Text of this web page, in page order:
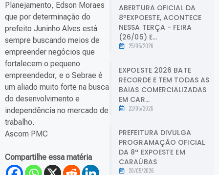
Planejamento, Edson Moraes
que por determinação do
prefeito Juninho Alves está
sempre buscando meios de
empreender negócios que
fortalecem o pequeno
empreendedor, e o Sebrae é
um aliado muito forte na busca
do desenvolvimento e
independência no mercado de
trabalho.
Ascom PMC
Compartilhe essa matéria
ABERTURA OFICIAL DA
8ªEXPOESTE, ACONTECE
NESSA TERÇA - FEIRA
(26/05) E...
25/05/2026
EXPOESTE 2026 BATE
RECORDE E TEM TODAS AS
BAIAS COMERCIALIZADAS
EM CAR...
23/05/2026
PREFEITURA DIVULGA
PROGRAMAÇÃO OFICIAL
DA 8ª EXPOESTE EM
CARAÚBAS
20/05/2026